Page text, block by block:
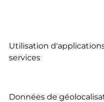
Utilisation
services
Données de